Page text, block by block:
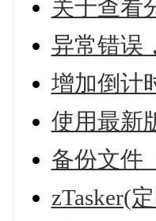
关于查看
异常错误
增加倒计
使用最新
备份文件
zTasker(